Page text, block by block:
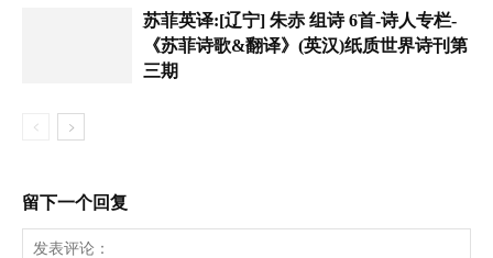
苏菲英译:[辽宁] 朱赤 组诗 6首-诗人专栏-
《苏菲诗歌&翻译》(英汉)纸质世界诗刊第
三期
留下一个回复